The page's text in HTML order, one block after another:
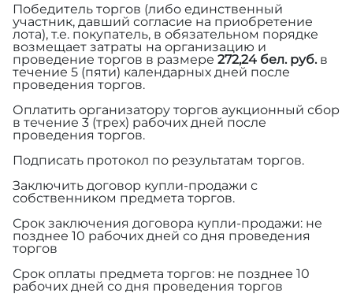
Победитель торгов (либо единственный
участник, давший согласие на приобретение
лота), т.е. покупатель, в обязательном порядке
возмещает затраты на организацию и
проведение торгов в размере 272,24 бел. руб.в
течение 5 (пяти) календарных дней после
проведения торгов.
Оплатить организатору торгов аукционный сбор
в течение 3 (трех) рабочих дней после
проведения торгов.
Подписать протокол по результатам торгов.
Заключить договор купли-продажи с
собственником предмета торгов.
Срок заключения договора купли-продажи: не
позднее 10 рабочих дней со дня проведения
торгов
Срок оплаты предмета торгов: не позднее 10
рабочих дней со дня проведения торгов